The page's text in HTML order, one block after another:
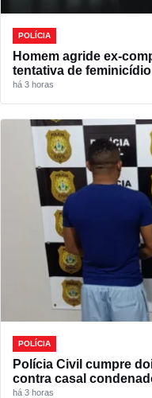
POLÍCIA
Homem agride ex-
tentativa de
há 3 horas
POLÍCIA
Polícia Civil cumpre
contra casal
há 3 horas